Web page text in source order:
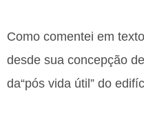
Como comentei em
desde sua concepção
da“pós vida útil” do